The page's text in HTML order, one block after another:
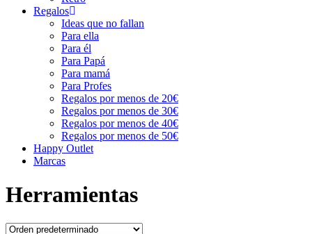
Regalos
Ideas que no fallan
Para ella
Para él
Para Papá
Para mamá
Para Profes
Regalos por menos de 20€
Regalos por menos de 30€
Regalos por menos de 40€
Regalos por menos de 50€
Happy Outlet
Marcas
Herramientas